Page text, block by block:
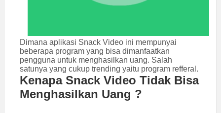
Dimana aplikasi Snack Video ini mempunyai
beberapa program yang bisa dimanfaatkan
pengguna untuk menghasilkan uang. Salah
satunya yang cukup trending yaitu program refferal.
Kenapa Snack Video Tidak Bisa
Menghasilkan Uang ?